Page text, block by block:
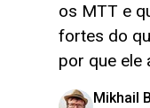
os MTT e
fortes do
por que ele
Mikhail